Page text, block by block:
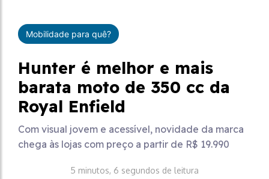
Mobilidade para quê?
Hunter é melhor e mais
barata moto de 350 cc da
Royal Enfield
Com visual jovem e acessível, novidade da marca
chega às lojas com preço a partir de R$ 19.990
5 minutos, 6 segundos de leitura